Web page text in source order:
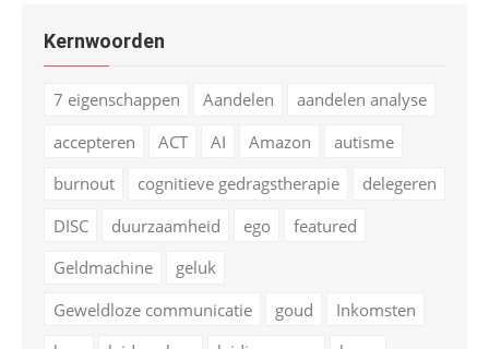
Kernwoorden
7 eigenschappen Aandelen
aandelen analyse
accepteren
ACT AI Amazon
autisme
burnout
cognitieve gedragstherapie
delegeren
DISC
duurzaamheid ego
featured
Geldmachine
geluk
Geweldloze communicatie
goud
Inkomsten